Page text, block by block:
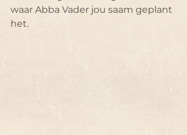
waar Abba Vader jou saam geplant
het.